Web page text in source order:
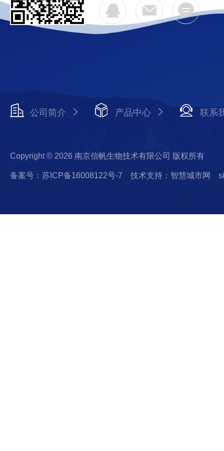
公司简介 产品中心 联系
Copyright © 2026 南京信帆生物技术有限公司 版权所有
备案号：苏ICP备16008122号-7 技术支持：智慧城市网